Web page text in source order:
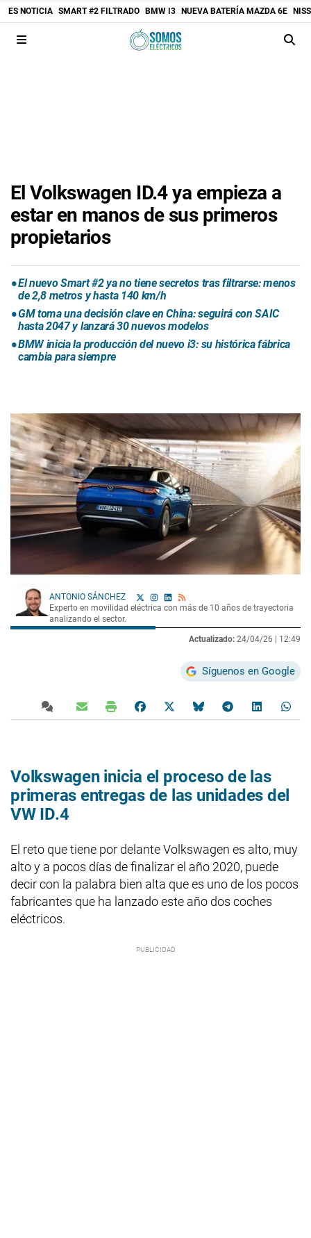
ES NOTICIA SMART #2 FILTRADO BMW I3 NUEVA BATERÍA MAZDA 6E
El Volkswagen ID.4 ya empieza a
estar en manos de sus primeros
propietarios
El nuevo Smart #2 ya no tiene secretos tras filtrarse: menos
de 2,8 metros y hasta 140 km/h
GM toma una decisión clave en China: seguirá con SAIC
hasta 2047 y lanzará 30 nuevos modelos
BMW inicia la producción del nuevo i3: su histórica fábrica
cambia para siempre
ANTONIO SÁNCHEZ
Experto en movilidad eléctrica con más de 10 años de trayectoria
analizando el sector.
Actualizado: 24/04/26 | 12:49
Síguenos en Google
Volkswagen inicia el proceso de las
primeras entregas de las unidades del
VW ID.4
El reto que tiene por delante Volkswagen es alto, muy
alto y a pocos días de finalizar el año 2020, puede
decir con la palabra bien alta que es uno de los pocos
fabricantes que ha lanzado este año dos coches
eléctricos.